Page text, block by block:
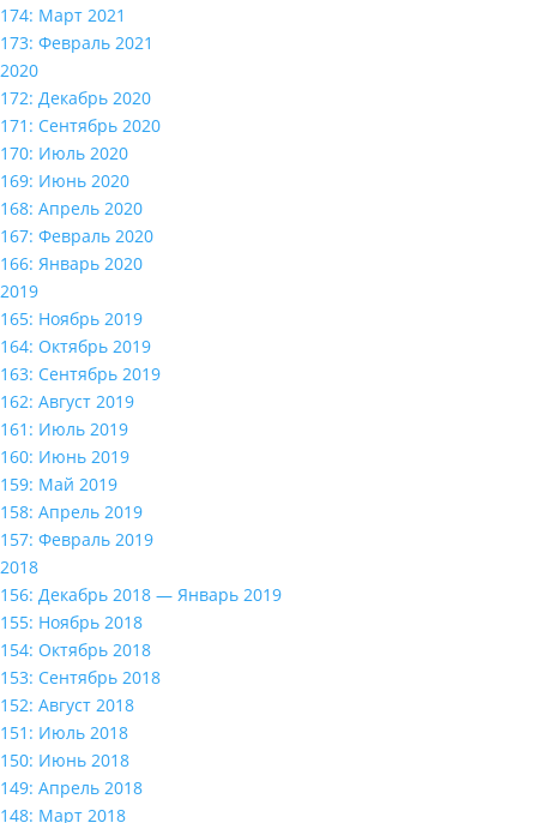
174: Март 2021
173: Февраль 2021
2020
172: Декабрь 2020
171: Сентябрь 2020
170: Июль 2020
169: Июнь 2020
168: Апрель 2020
167: Февраль 2020
166: Январь 2020
2019
165: Ноябрь 2019
164: Октябрь 2019
163: Сентябрь 2019
162: Август 2019
161: Июль 2019
160: Июнь 2019
159: Май 2019
158: Апрель 2019
157: Февраль 2019
2018
156: Декабрь 2018 — Январь 2019
155: Ноябрь 2018
154: Октябрь 2018
153: Сентябрь 2018
152: Август 2018
151: Июль 2018
150: Июнь 2018
149: Апрель 2018
148: Март 2018